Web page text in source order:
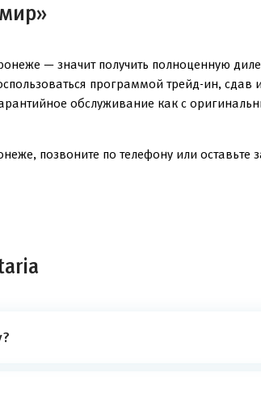
— значит получить полноценную
программой трейд-ин,
обслуживание как с
позвоните по телефону или оставьте